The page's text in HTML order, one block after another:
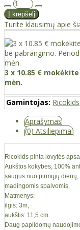
Turite klausimų apie
3 x 10.85 €
mėn.
Gamintojas: Ricokids
Aprašymas
(0) Atsiliepimai
Ricokids pinta lovytės
Aukštos kokybės, 100%
saugus nuo pirmųjų dienų,
madingomis spalvomis.
Matmenys:
ilgis: 3m,
aukštis: 11,5 cm.
Daug papildomų